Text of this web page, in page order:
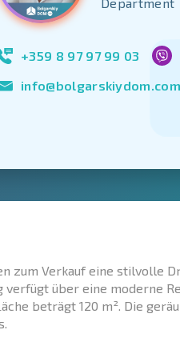
+359 8 97 97 99 03
info@bolgarskiydom.com
zum Verkauf eine stilvolle
verfügt über eine moderne
beträgt 120 m². Die